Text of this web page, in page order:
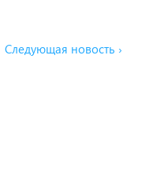
Следующая новость ›